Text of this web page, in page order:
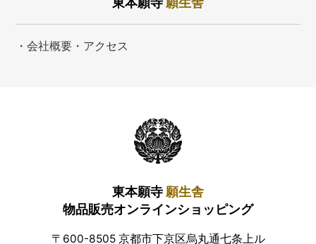
・会社概要・アクセス
東本願寺願生舎
物品販売オンラインショッピング
〒600-8505 京都市下京区烏丸通七条上ル